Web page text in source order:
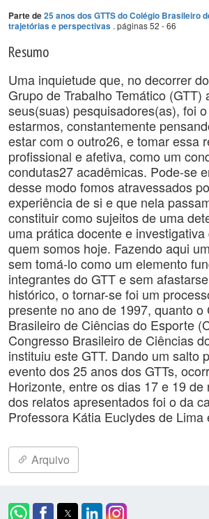
Parte de25 anos dos GTTS do Colégio Brasileiro
trajetórias e perspectivas . páginas 52 - 66
Resumo
Uma inquietude que, no decorrer
Grupo de Trabalho Temático (GTT)
seus(suas) pesquisadores(as), foi
estarmos, constantemente
estar com o outro26, e tomar essa
profissional e afetiva, como um
condutas27 acadêmicas. Pode-se
desse modo fomos atravessados
experiência de si e que nela
constituir como sujeitos de uma
uma prática docente e
quem somos hoje. Fazendo aqui
sem tomá-lo como um elemento
integrantes do GTT e sem
histórico, o tornar-se foi um
presente no ano de 1997, quanto o
Brasileiro de Ciências do Esporte
Congresso Brasileiro de Ciências
instituiu este GTT. Dando um salto
evento dos 25 anos dos GTTs,
Horizonte, entre os dias 17 e 19 de
dos relatos apresentados foi o da
Professora Kátia Euclydes de Lima
Arquivo